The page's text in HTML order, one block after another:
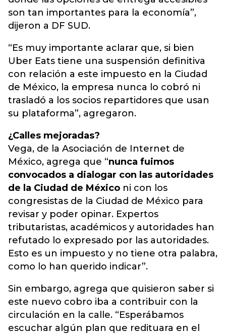
son tan importantes para la economía”,
dijeron a DF SUD.
“Es muy importante aclarar que, si bien
Uber Eats tiene una suspensión definitiva
con relación a este impuesto en la Ciudad
de México, la empresa nunca lo cobró ni
trasladó a los socios repartidores que usan
su plataforma”, agregaron.
¿Calles mejoradas?
Vega, de la Asociación de Internet de
México, agrega que “nunca fuimos
convocados a dialogar con las autoridades
de la Ciudad de México ni con los
congresistas de la Ciudad de México para
revisar y poder opinar. Expertos
tributaristas, académicos y autoridades han
refutado lo expresado por las autoridades.
Esto es un impuesto y no tiene otra palabra,
como lo han querido indicar”.
Sin embargo, agrega que quisieron saber si
este nuevo cobro iba a contribuir con la
circulación en la calle. “Esperábamos
escuchar algún plan que redituara en el